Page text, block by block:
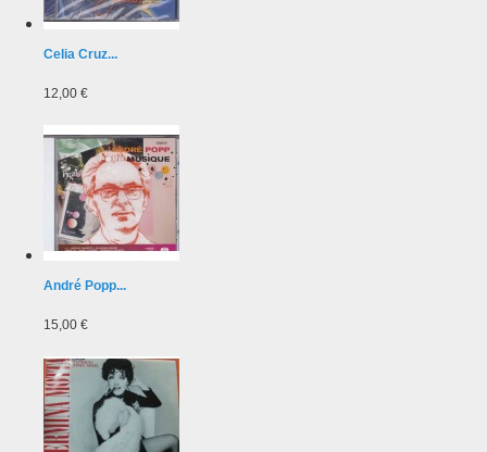
Celia Cruz...
12,00 €
André Popp...
15,00 €